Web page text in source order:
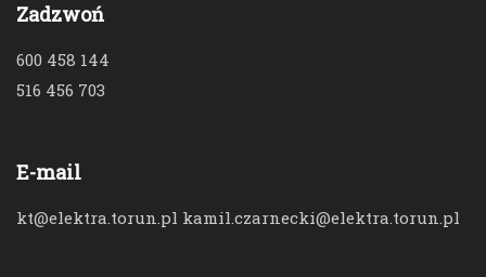
Zadzwoń
600 458 144
516 456 703
E-mail
kt@elektra.torun.pl kamil.czarnecki@elektra.torun.pl